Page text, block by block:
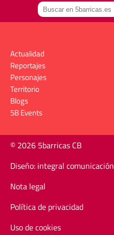
Actualidad
Reportajes
Personajes
Territorio
Blogs
5B Events
© 2026 5barricas CB
Diseño: integral comunicación
Nota legal
Política de privacidad
Uso de cookies